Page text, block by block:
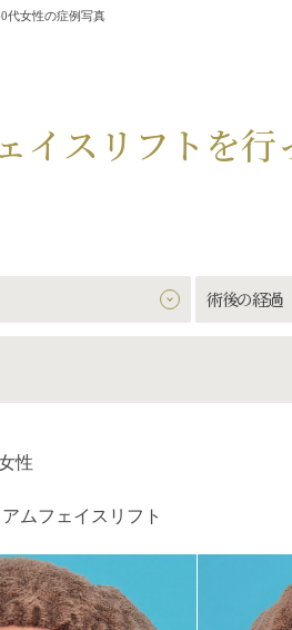
代女性の症例写真
イスリフトを
術後の経過
性
アムフェイスリフト